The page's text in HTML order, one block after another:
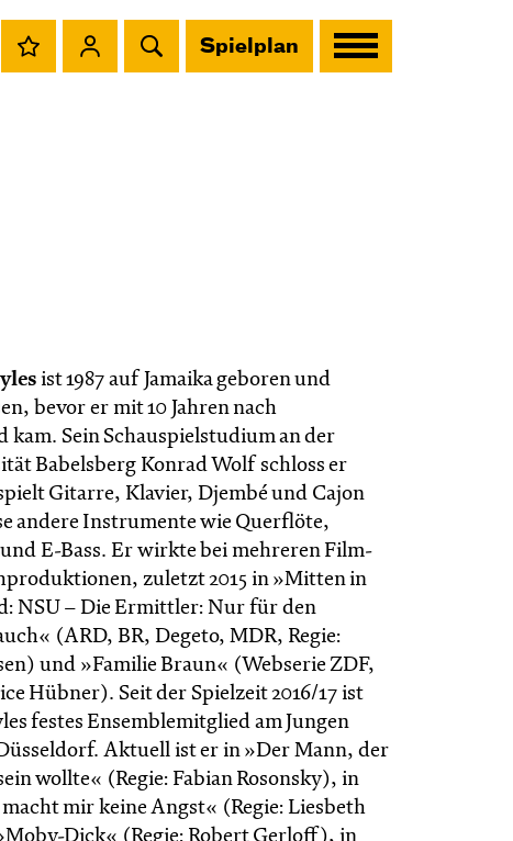
Spielplan
ist 1987 auf Jamaika geboren und
bevor er mit 10 Jahren nach
kam. Sein Schauspielstudium an der
Babelsberg Konrad Wolf schloss er
Gitarre, Klavier, Djembé und Cajon
andere Instrumente wie Querflöte,
E-Bass. Er wirkte bei mehreren Film-
zuletzt 2015 in »Mitten in
NSU – Die Ermittler: Nur für den
(ARD, BR, Degeto, MDR, Regie:
und »Familie Braun« (Webserie ZDF,
Hübner). Seit der Spielzeit 2016/17 ist
festes Ensemblemitglied am Jungen
Aktuell ist er in »Der Mann, der
wollte« (Regie: Fabian Rosonsky), in
macht mir keine Angst« (Regie: Liesbeth